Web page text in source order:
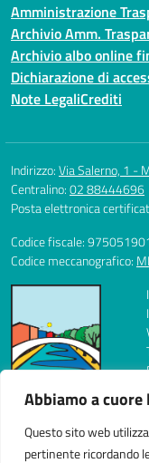
Abbiamo a
Questo sito web
pertinente ricordando
Amministrazione
Archivio Amm.
Archivio albo online
Dichiarazione di
Note LegaliCrediti
Indirizzo:Via Salerno, 1 -
Centralino:02 88444696
Posta elettronica
Codice fiscale:
Codice meccanografico:
Codice
Codice Fiscale:
FAX: 0288444704